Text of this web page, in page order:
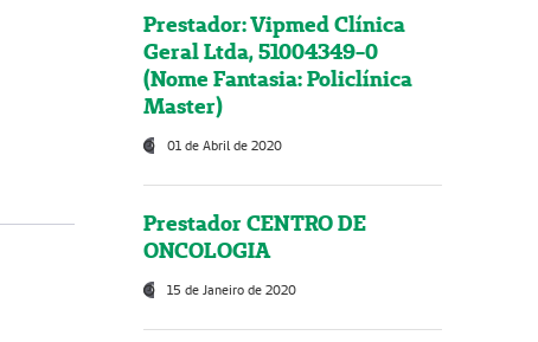
Prestador: Vipmed Clínica
Geral Ltda, 51004349-0
(Nome Fantasia: Policlínica
Master)
01 de Abril de 2020
Prestador CENTRO DE
ONCOLOGIA
15 de Janeiro de 2020